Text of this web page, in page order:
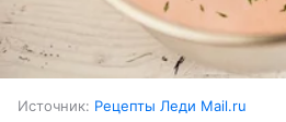
Источник: Рецепты Леди Mail.ru